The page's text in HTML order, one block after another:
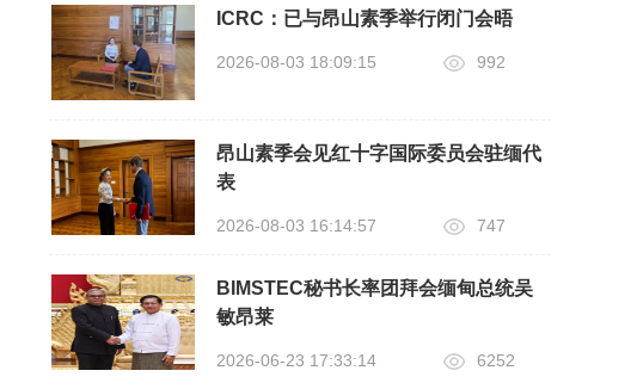
ICRC：已与昂山素季举行闭门会晤
2026-08-03 18:09:15 992
昂山素季会见红十字国际委员会驻缅代
表
2026-08-03 16:14:57 747
BIMSTEC秘书长率团拜会缅甸总统吴
敏昂莱
2026-06-23 17:33:14 6252